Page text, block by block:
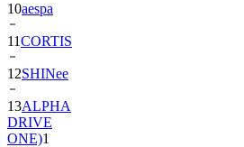
11CORTIS
12SHINee
13ALPHA
DRIVE
ONE)1
14BIGBANG